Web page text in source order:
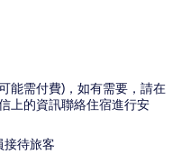
能需付費)，如有需要，請在
上的資訊聯絡住宿進行安
接待旅客